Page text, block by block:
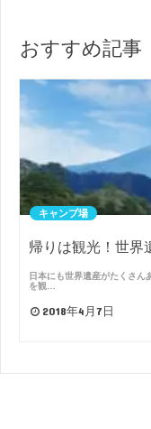
おすすめ記事
キャンプ場
帰りは観光！世界
日本にも世界遺産がたくさん
を観…
2018年4月7日